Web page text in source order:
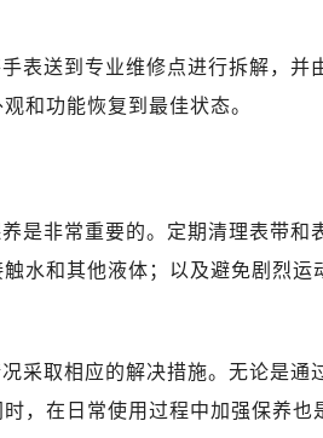
提前预约）
提前预约）
提前预约）
前预约）
室（需提前预约）
表送到专业维修点进行拆解，并
和功能恢复到最佳状态。
是非常重要的。定期清理表带和
水和其他液体；以及避免剧烈运
采取相应的解决措施。无论是通
，在日常使用过程中加强保养也